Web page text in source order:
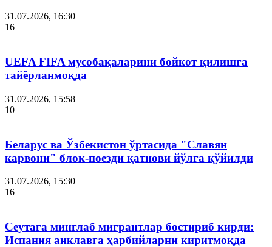
31.07.2026, 16:30
16
UEFA FIFA мусобақаларини бойкот қилишга
тайёрланмоқда
31.07.2026, 15:58
10
Беларус ва Ўзбекистон ўртасида "Славян
карвони" блок-поезди қатнови йўлга қўйилди
31.07.2026, 15:30
16
Сеутага минглаб мигрантлар бостириб кирди:
Испания анклавга ҳарбийларни киритмоқда